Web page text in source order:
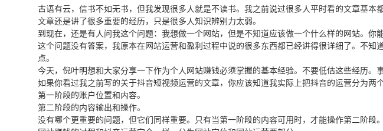
古语有云，信书不如无书，但我发现很多人就是不读书。我之前说过很多人平时看的文章基本
文章还是讲了很多重要的经历，只是很多人知识辨别力太弱。
到现在，还是有人问我这个问题：我想做一个网站，但是不知道应该做一个什么样的网站。你
这个问题没有答案，我原本在网站运营和盈利过程中说的很多东西都已经讲得很详细了。不知
点。
今天，倪叶明想和大家分享一下作为个人网站赚钱必须掌握的基本经验。不要低估这些经历。
如果你看过我之前写的关于抖音短视频运营的文章，你应该知道我实际上把抖音的运营分为两个
第一阶段的账户位置和内容。
第二阶段的内容输出和操作。
没有哪个更重要的问题，但它们同样重要。只有当第一阶段的内容可用时，才能操作第二阶段。